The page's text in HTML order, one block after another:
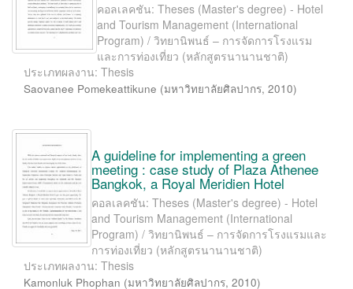
คอลเลคชัน: Theses (Master's degree) - Hotel
and Tourism Management (International
Program) / วิทยานิพนธ์ – การจัดการโรงแรม
และการท่องเที่ยว (หลักสูตรนานานชาติ)
ประเภทผลงาน: Thesis
Saovanee Pomekeattikune (มหาวิทยาลัยศิลปากร, 2010)
A guideline for implementing a green
meeting : case study of Plaza Athenee
Bangkok, a Royal Meridien Hotel
คอลเลคชัน: Theses (Master's degree) - Hotel
and Tourism Management (International
Program) / วิทยานิพนธ์ – การจัดการโรงแรมและ
การท่องเที่ยว (หลักสูตรนานานชาติ)
ประเภทผลงาน: Thesis
Kamonluk Phophan (มหาวิทยาลัยศิลปากร, 2010)